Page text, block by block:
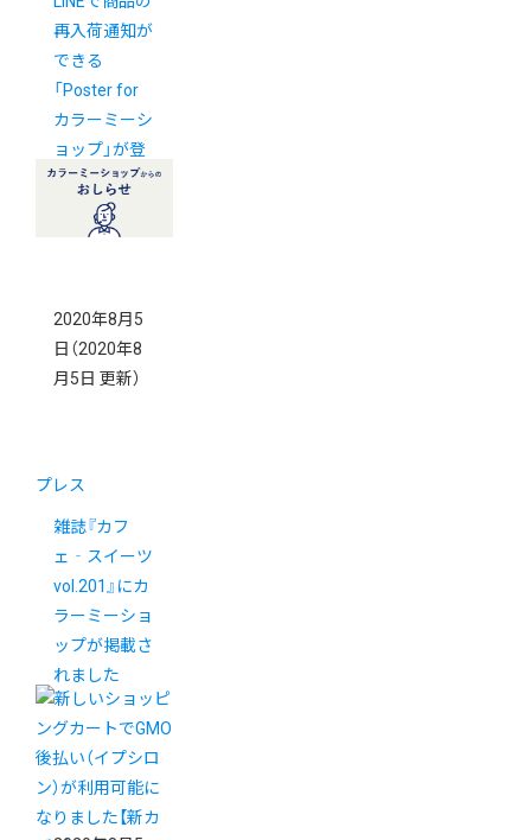
再入荷通知が
できる
「Poster for
カラーミーシ
ョップ」が登
場！
2020年8月5
日 （2020年8
月5日 更新）
プレス
雑誌『カフ
ェ‐スイーツ
vol.201』にカ
ラーミーショ
ップが掲載さ
れました